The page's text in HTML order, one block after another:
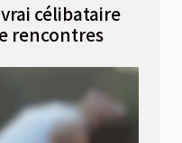
célibataire
rencontres